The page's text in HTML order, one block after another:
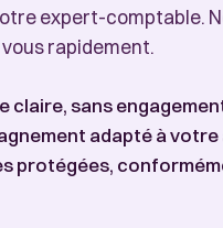
expert-comptable.
rapidement.
claire, sans
adapté à
protégées,